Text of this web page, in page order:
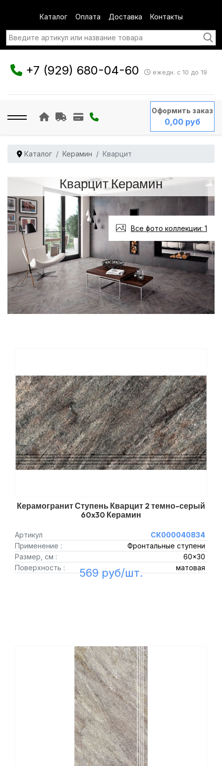
Каталог Оплата Доставка Контакты
+7 (929) 680-04-60 ежедн. с 10 до 19
Оформить заказ
0,00 руб
Каталог Керамин Кварцит
Кварцит Керамин
Все фото коллекции: 1
Керамогранит Ступень Кварцит 2 темно-серый
60x30 Керамин
Артикул
СК000040834
Применение :
Фронтальные ступени
Размер, см :
60x30
Поверхность :
матовая
569 руб/шт.